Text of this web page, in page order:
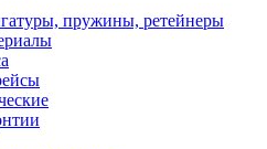
пружины, ретейнеры